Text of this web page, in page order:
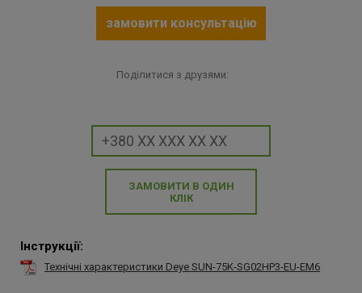
замовити консультацію
Поділитися з друзями:
ЗАМОВИТИ В ОДИН
КЛІК
Інструкції:
Технічні характеристики Deye SUN-75K-SG02HP3-EU-EM6